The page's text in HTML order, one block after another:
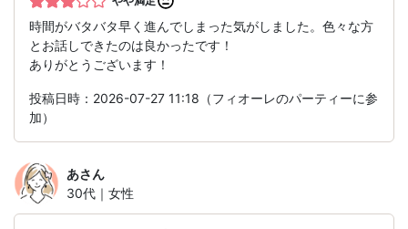
時間がバタバタ早く進んでしまった気がしました。色々な方
とお話しできたのは良かったです！
ありがとうございます！
投稿日時：2026-07-27 11:18（フィオーレのパーティーに参
加）
あさん
30代｜女性